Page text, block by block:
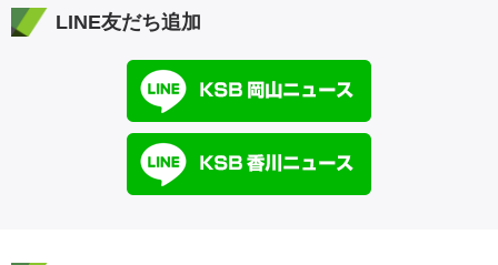
LINE友だち追加